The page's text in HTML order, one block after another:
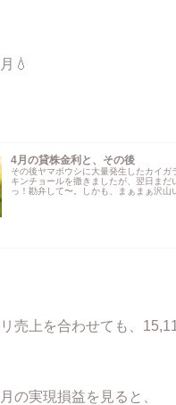
💧
4月の貸株金利と、その後
その後ヤマボウシに大量発生したカイガ
キンチョールを撒きましたが、翌日まだ
っ！勘弁して〜。しかも、まぁまぁ沢山
売上を合わせても、
の実現損益を見ると、